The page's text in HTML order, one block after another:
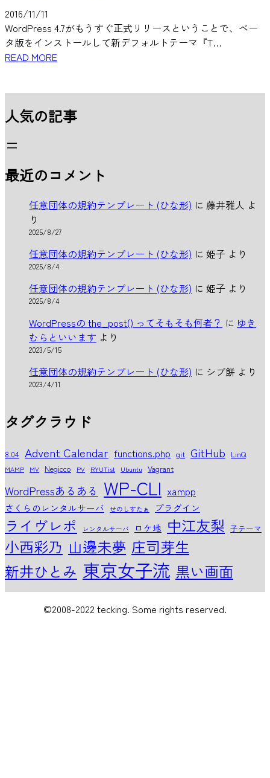
2016/11/11
WordPress 4.7がもうすぐ正式リリースということで、ベー
タ版をインストールして新デフォルトテーマ『T…
READ MORE
人気の記事
最近のコメント
任意団体の規約テンプレート (ひな形) に 藤井雅人 よ
り
2025/8/27
任意団体の規約テンプレート (ひな形) に 姫子 より
2025/8/4
任意団体の規約テンプレート (ひな形) に 姫子 より
2025/8/4
WordPressの the_post() ってそもそも何者？ に ゆき
むらといいます より
2023/5/15
任意団体の規約テンプレート (ひな形) に シブ餅 より
2023/4/11
タグクラウド
8.04 Advent Calendar functions.php git GitHub LinQ
MAMP MV Negicco PV RYUTist Ubuntu Vagrant
WordPressあるある WP-CLI xampp
さくらのレンタルサーバ せのしすたぁ プラグイン
ライヴレポ レンタルサーバ ロケ地 中江友梨 子テーマ
小西彩乃 山邊未夢 庄司芽生
新井ひとみ 東京女子流 黒い画面
©2008-2022 tecking. Some rights reserved.